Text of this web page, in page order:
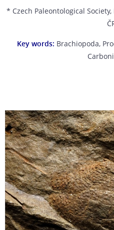
* Czech Paleontological
Key words: Brachiopoda,